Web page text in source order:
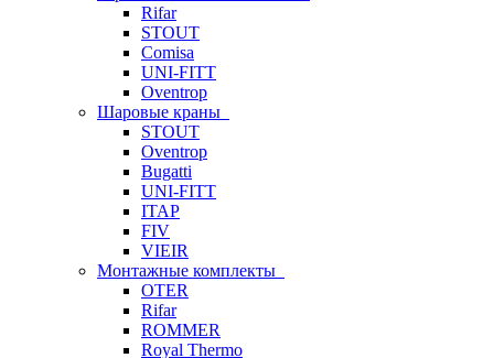
Rifar
STOUT
Comisa
UNI-FITT
Oventrop
Шаровые краны
STOUT
Oventrop
Bugatti
UNI-FITT
ITAP
FIV
VIEIR
Монтажные комплекты
OTER
Rifar
ROMMER
Royal Thermo